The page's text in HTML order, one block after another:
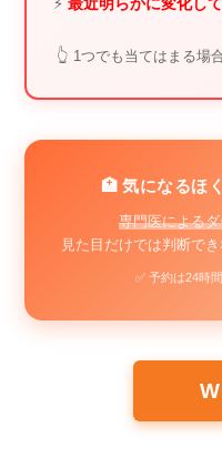
⚡ 最近明らかに変化し
👆 1つでも当てはまる場
🏥 気になるほ
専門医による
見た目だけでは判断で
✅ 予約は24時